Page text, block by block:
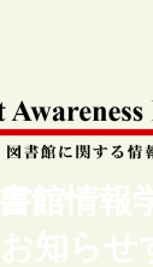
館情報
知らせ